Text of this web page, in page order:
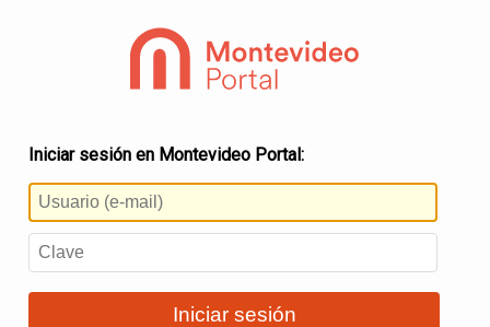
Iniciar sesión en Montevideo Portal:
Iniciar sesión